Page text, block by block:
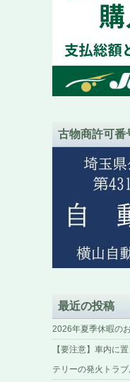
古物商許可番
最近の投稿
2026年夏季休暇の
【要注意】車内に
テリーの発火トラ